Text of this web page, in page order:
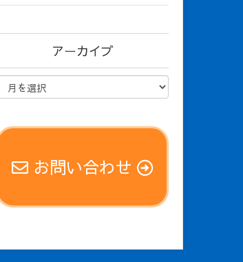
アーカイブ
お問い合わせ